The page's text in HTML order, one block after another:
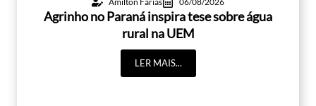
Agrinho no Paraná inspira tese sobre água
rural na UEM
LER MAIS...